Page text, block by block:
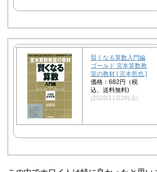
賢くなる算数入門編
ゴールド 宮本算数教
室の教材 [ 宮本哲也 ]
価格：682円（税
込、送料無料)
(2020/11/22時点)